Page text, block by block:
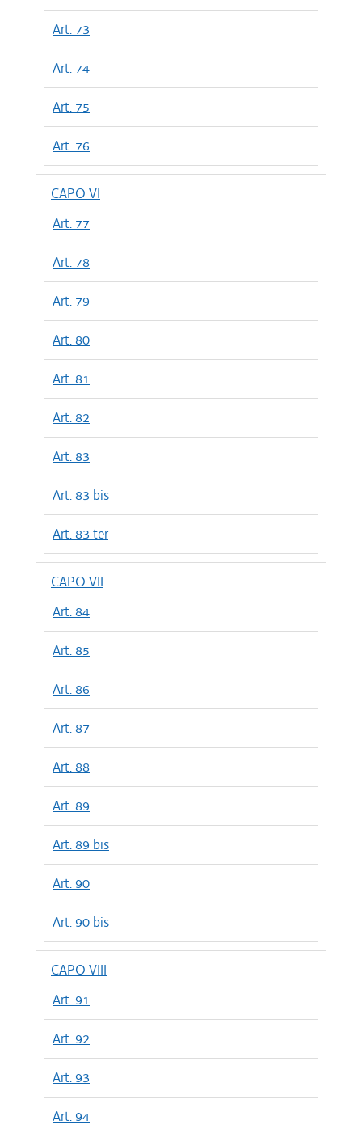
Art. 73
Art. 74
Art. 75
Art. 76
CAPO VI
Art. 77
Art. 78
Art. 79
Art. 80
Art. 81
Art. 82
Art. 83
Art. 83 bis
Art. 83 ter
CAPO VII
Art. 84
Art. 85
Art. 86
Art. 87
Art. 88
Art. 89
Art. 89 bis
Art. 90
Art. 90 bis
CAPO VIII
Art. 91
Art. 92
Art. 93
Art. 94